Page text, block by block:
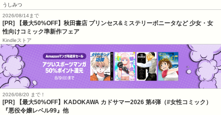
うしみつ
2026/08/14まで
[PR] 【最大50%OFF】秋田書店 プリンセス&ミステリーボニータなど 少女・女
性向けコミック準新作フェア
Kindleストア
2026/08/20 まで！
[PR]
【最大50%OFF】KADOKAWA カドサマー2026 第4弾（#女性コミック）
『悪役令嬢レベル99』他